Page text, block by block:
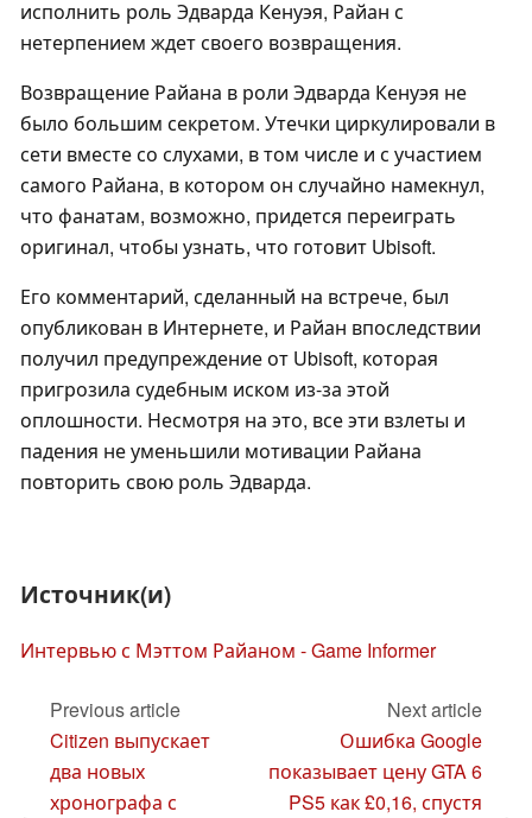
исполнить роль Эдварда Кенуэя, Райан с
нетерпением ждет своего возвращения.
Возвращение Райана в роли Эдварда Кенуэя не
было большим секретом. Утечки циркулировали в
сети вместе со слухами, в том числе и с участием
самого Райана, в котором он случайно намекнул,
что фанатам, возможно, придется переиграть
оригинал, чтобы узнать, что готовит Ubisoft.
Его комментарий, сделанный на встрече, был
опубликован в Интернете, и Райан впоследствии
получил предупреждение от Ubisoft, которая
пригрозила судебным иском из-за этой
оплошности. Несмотря на это, все эти взлеты и
падения не уменьшили мотивации Райана
повторить свою роль Эдварда.
Источник(и)
Интервью с Мэттом Райаном - Game Informer
Previous article
Citizen выпускает
два новых
хронографа с
Next article
Ошибка Google
показывает цену GTA 6
PS5 как £0,16, спустя